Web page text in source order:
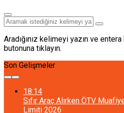
Aradığınız kelimeyi yazın ve
butonuna tıklayın.
Son Gelişmeler
18:14
Sıfır Araç Alırken ÖTV
Limiti 2026